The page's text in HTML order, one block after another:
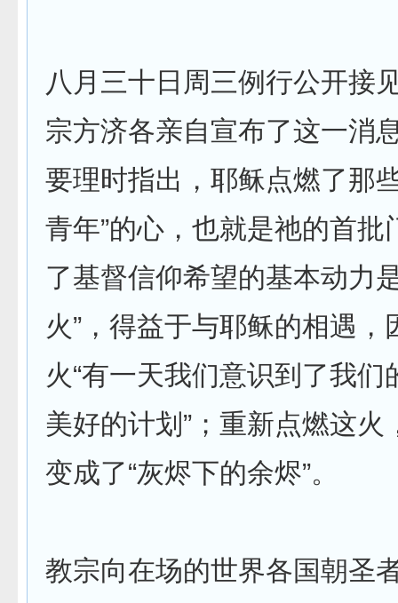
八月三十日周三例行公开接
宗方济各亲自宣布了这一消
要理时指出，耶稣点燃了那
青年”的心，也就是祂的首批
了基督信仰希望的基本动力
火”，得益于与耶稣的相遇，
火“有一天我们意识到了我们
美好的计划”；重新点燃这火
变成了“灰烬下的余烬”。
教宗向在场的世界各国朝圣